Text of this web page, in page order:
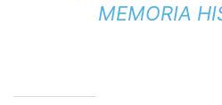
MEMORIA